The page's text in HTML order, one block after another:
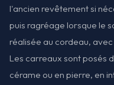
l'ancien revêtement si
puis ragréage lorsque le
réalisée au cordeau,
Les carreaux sont posés
cérame ou en pierre, en